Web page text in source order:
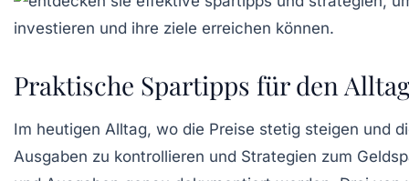
Praktische Spartipps für den
Im heutigen Alltag, wo die Preise stetig steigen und
Ausgaben zu kontrollieren und Strategien zum